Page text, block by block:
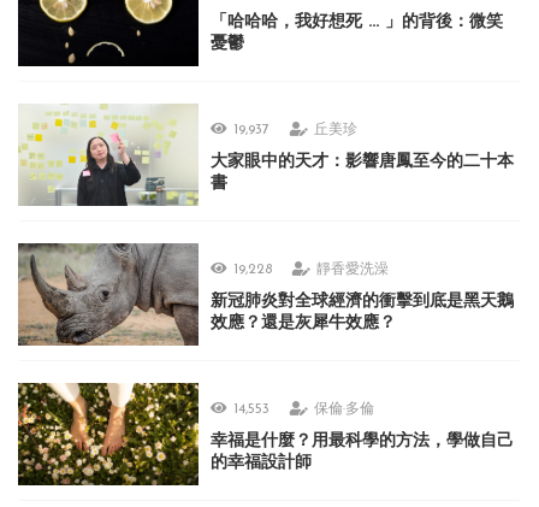
「哈哈哈，我好想死 ... 」的背後：微笑
憂鬱
19,937 丘美珍
大家眼中的天才：影響唐鳳至今的二十本
書
19,228 靜香愛洗澡
新冠肺炎對全球經濟的衝擊到底是黑天鵝
效應？還是灰犀牛效應？
14,553 保倫·多倫
幸福是什麼？用最科學的方法，學做自己
的幸福設計師